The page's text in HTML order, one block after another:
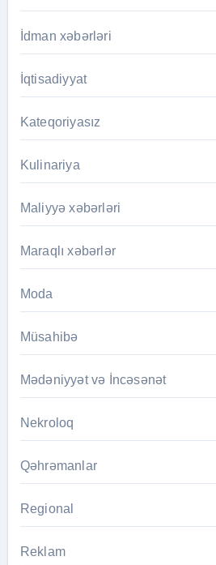
İdman xəbərləri
İqtisadiyyat
Kateqoriyasız
Kulinariya
Maliyyə xəbərləri
Maraqlı xəbərlər
Moda
Müsahibə
Mədəniyyət və İncəsənət
Nekroloq
Qəhrəmanlar
Regional
Reklam